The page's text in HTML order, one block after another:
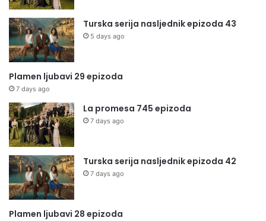
Turska serija nasljednik epizoda 43
5 days ago
Plamen ljubavi 29 epizoda
7 days ago
La promesa 745 epizoda
7 days ago
Turska serija nasljednik epizoda 42
7 days ago
Plamen ljubavi 28 epizoda